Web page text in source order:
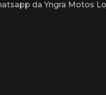
da Yngra Motos